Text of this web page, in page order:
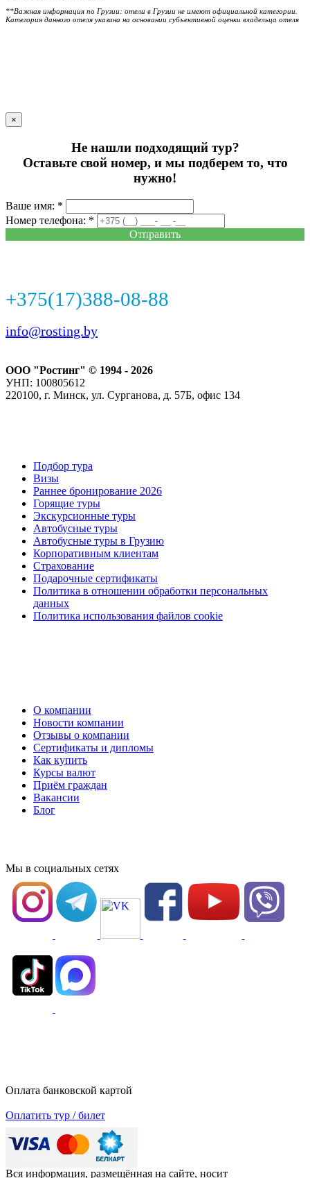
**Важная информация по Грузии: отели в Грузии не имеют официальной категории.
Категория данного отеля указана на основании субъективной оценки владельца отеля
×
Не нашли подходящий тур?
Оставьте свой номер, и мы подберем то, что
нужно!
Ваше имя: *
Номер телефона: *
Отправить
+375(17)388-08-88
info@rosting.by
ООО "Ростинг" © 1994 - 2026
УНП: 100805612
220100, г. Минск, ул. Сурганова, д. 57Б, офис 134
Подбор тура
Визы
Раннее бронирование 2026
Горящие туры
Экскурсионные туры
Автобусные туры
Автобусные туры в Грузию
Корпоративным клиентам
Страхование
Подарочные сертификаты
Политика в отношении обработки персональных
данных
Политика использования файлов cookie
О компании
Новости компании
Отзывы о компании
Сертификаты и дипломы
Как купить
Курсы валют
Приём граждан
Вакансии
Блог
Мы в социальных сетях
Оплата банковской картой
Оплатить тур / билет
Вся информация, размещённая на сайте, носит